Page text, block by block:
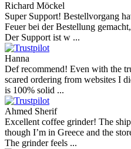
Richard Möckel
Super Support! Bestellvorgang
Feuer bei der Bestellung
Der Support ist w ...
Hanna
Def recommend! Even with the
scared ordering from websites I
is 100% solid ...
Ahmed Sherif
Excellent coffee grinder! The
though I’m in Greece and the
The grinder feels ...